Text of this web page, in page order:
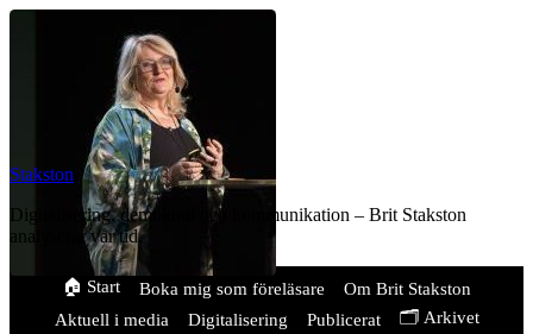
Stakston
Digitalisering, demokrati och kommunikation – Brit Stakston
analyserar vår tid.
🏠 Start Boka mig som föreläsare
Om Brit Stakston
Aktuell i media
Digitalisering Publicerat
🗂️ Arkivet